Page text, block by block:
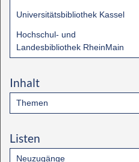
Universitätsbibliothek Kassel
Hochschul- und
Landesbibliothek RheinMain
Inhalt
Themen
Listen
Neuzugänge